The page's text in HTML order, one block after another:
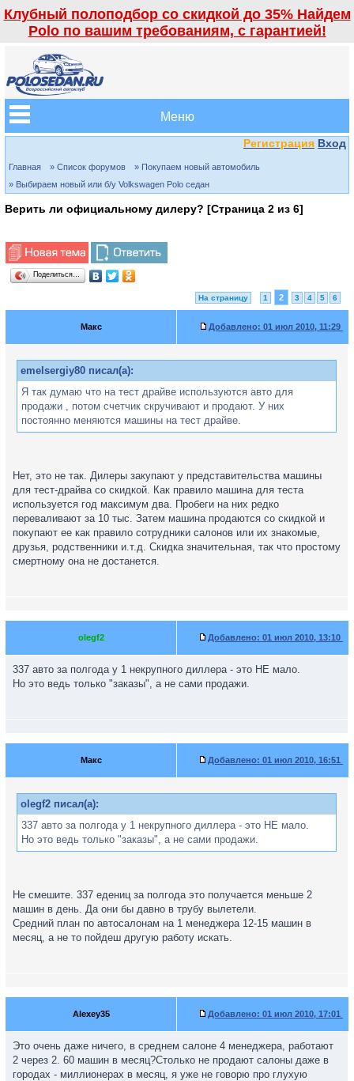
Клубный полоподбор со скидкой до 35% Найдем
Polo по вашим требованиям, с гарантией!
Меню
Регистрация Вход
Главная » Список форумов
» Покупаем новый автомобиль
» Выбираем новый или б/у Volkswagen Polo седан
Верить ли официальному дилеру? [Страница 2 из 6]
Поделиться…
На страницу 1 2 3 4 5 6
Макс Добавлено: 01 июл 2010, 11:29
emelsergiy80 писал(а):
Я так думаю что на тест драйве используются авто для
продажи , потом счетчик скручивают и продают. У них
постоянно меняются машины на тест драйве.
Нет, это не так. Дилеры закупают у представительства машины
для тест-драйва со скидкой. Как правило машина для теста
используется год максимум два. Пробеги на них редко
переваливают за 10 тыс. Затем машина продаются со скидкой и
покупают ее как правило сотрудники салонов или их знакомые,
друзья, родственники и.т.д. Скидка значительная, так что простому
смертному она не достанется.
olegf2 Добавлено: 01 июл 2010, 13:10
337 авто за полгода у 1 некрупного диллера - это НЕ мало.
Но это ведь только "заказы", а не сами продажи.
Макс Добавлено: 01 июл 2010, 16:51
olegf2 писал(а):
337 авто за полгода у 1 некрупного диллера - это НЕ мало.
Но это ведь только "заказы", а не сами продажи.
Не смешите. 337 едениц за полгода это получается меньше 2
машин в день. Да они бы давно в трубу вылетели.
Средний план по автосалонам на 1 менеджера 12-15 машин в
месяц, а не то пойдеш другую работу искать.
Alexey35 Добавлено: 01 июл 2010, 17:01
Это очень даже ничего, в среднем салоне 4 менеджера, работают
2 через 2. 60 машин в месяц?Столько не продают салоны даже в
городах - миллионерах в месяц, я уже не говорю про глухую